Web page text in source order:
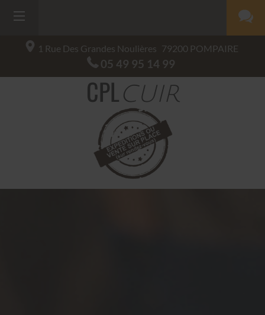
1 Rue Des Grandes Noulières 79200 POMPAIRE
05 49 95 14 99
CPLCUIR